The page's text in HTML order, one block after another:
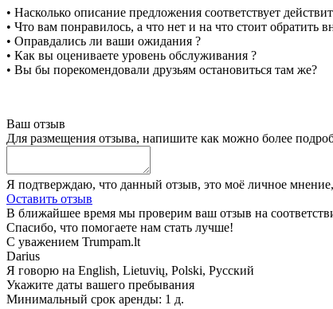
• Насколько описание предложения соответствует
• Что вам понравилось, а что нет и на что стоит обратить
• Оправдались ли ваши ожидания ?
• Как вы оцениваете уровень обслуживания ?
• Вы бы порекомендовали друзьям остановиться там же?
Ваш отзыв
Для размещения отзыва, напишите как можно более
Я подтверждаю, что данный отзыв, это моё личное
Оставить отзыв
В ближайшее время мы проверим ваш отзыв на
Спасибо, что помогаете нам стать лучше!
С уважением Trumpam.lt
Darius
Я говорю на English, Lietuvių, Polski, Русский
Укажите даты вашего пребывания
Минимальный срок аренды: 1 д.